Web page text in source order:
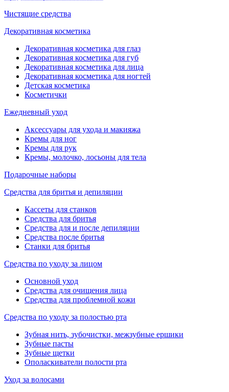
Чистящие средства
Декоративная косметика
Декоративная косметика для глаз
Декоративная косметика для губ
Декоративная косметика для лица
Декоративная косметика для ногтей
Детская косметика
Косметички
Ежедневный уход
Аксессуары для ухода и макияжа
Кремы для ног
Кремы для рук
Кремы, молочко, лосьоны для тела
Подарочные наборы
Средства для бритья и депиляции
Кассеты для станков
Средства для бритья
Средства для и после депиляции
Средства после бритья
Станки для бритья
Средства по уходу за лицом
Основной уход
Средства для очищения лица
Средства для проблемной кожи
Средства по уходу за полостью рта
Зубная нить, зубочистки, межзубные ершики
Зубные пасты
Зубные щетки
Ополаскиватели полости рта
Уход за волосами